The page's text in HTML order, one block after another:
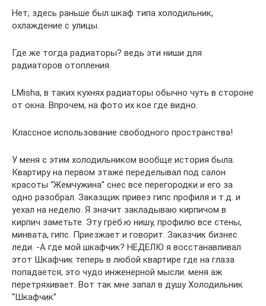
Нет, здесь раньше был шкаф типа холодильник,
охлаждение с улицы.
Где же тогда радиаторы? ведь эти ниши для
радиаторов отопления.
LMisha, в таких кухнях радиаторы обычно чуть в стороне
от окна. Впрочем, на фото их кое где видно.
Классное использование свободного пространства!
У меня с этим холодильником вообще история была.
Квартиру на первом зтаже переделывал под салон
красоты “Жемчужина” снес все перегородки и его за
одно разобрал. Заказщик привез гипс профиля и т.д. и
уехал на неделю. Я значит закладываю кирпичом в
кирпич заметьте. Эту грёб.ю нишу, профилю все стены,
минвата, гипс. Приезжает и говорит. Заказчик бизнес
леди. -А где мой шкафчик? НЕДЕЛЮ я восстанавливал
этот Шкафчик теперь в любой квартире где на глаза
попадается, это чудо инженерной мысли. меня аж
перетряхивает. Вот так мне запал в душу Холодильник
“Шкафчик”